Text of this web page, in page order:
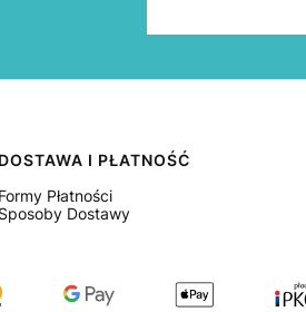
DOSTAWA I PŁATNOŚĆ
Formy Płatności
Sposoby Dostawy